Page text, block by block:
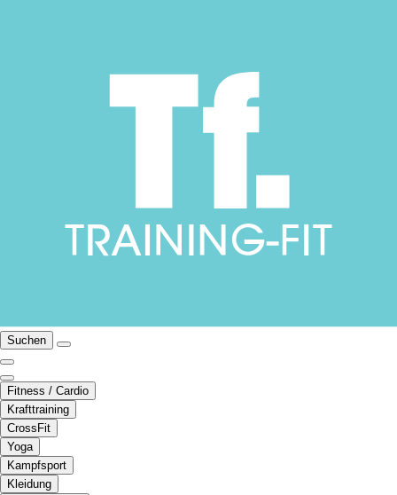
Suchen
Fitness / Cardio
Krafttraining
CrossFit
Yoga
Kampfsport
Kleidung